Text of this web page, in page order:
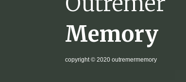
Memory
copyright© 2020 outremermemory